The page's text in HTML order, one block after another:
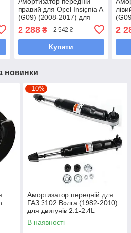
правий для Opel Insignia A
(G09) (2008-2017) для
2 288₴ 2 542 ₴
Купити
2
новинки
–10%
Амортизатор передній для
ГАЗ 3102 Волга (1982-2010)
для двигунів 2.1-2.4L
В наявності